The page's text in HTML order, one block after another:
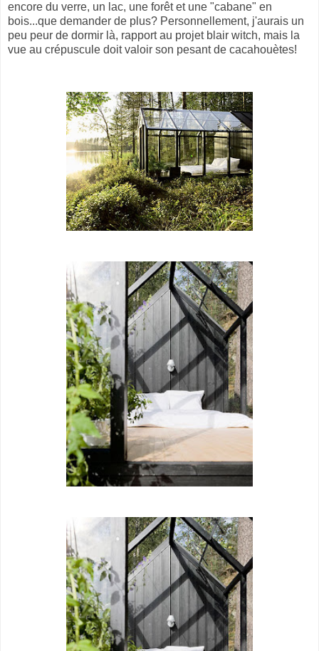
encore du verre, un lac, une forêt et une "cabane" en
bois...que demander de plus? Personnellement, j'aurais un
peu peur de dormir là, rapport au projet blair witch, mais la
vue au crépuscule doit valoir son pesant de cacahouètes!